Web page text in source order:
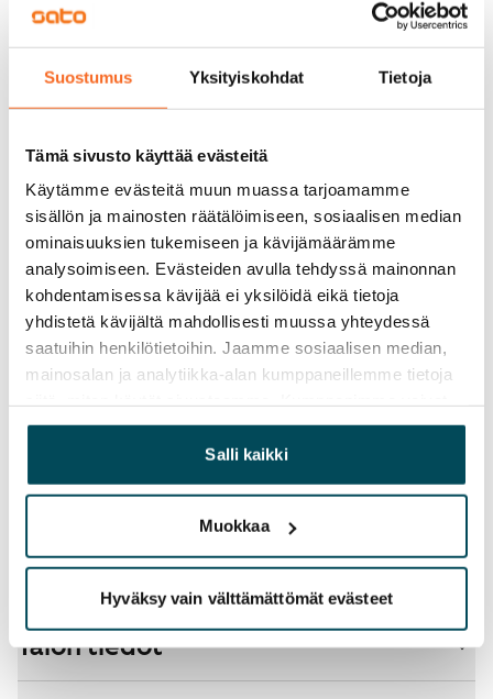
Suostumus Yksityiskohdat Tietoja
Tämä sivusto käyttää evästeitä
Käytämme evästeitä muun muassa tarjoamamme
sisällön ja mainosten räätälöimiseen, sosiaalisen median
ominaisuuksien tukemiseen ja kävijämäärämme
analysoimiseen. Evästeiden avulla tehdyssä mainonnan
kohdentamisessa kävijää ei yksilöidä eikä tietoja
yhdistetä kävijältä mahdollisesti muussa yhteydessä
saatuihin henkilötietoihin. Jaamme sosiaalisen median,
mainosalan ja analytiikka-alan kumppaneillemme tietoja
yhdistää näitä tietoja muihin tietoihin, joita olet antanut
heille tai joita on kerätty, kun olet käyttänyt heidän
palvelujaan.
Salli kaikki
Muokkaa
Hyväksy vain välttämättömät evästeet
Vuokravakuus
0 €, (yrityksille min. 1 kk vuokra)
27 €/hlö/kk
Sähkömaksu
Vuokralainen solmii itse sähkösopimuksen.
Laajakaista
Vuokraan sisältyy 50 M laajakaistaliittymä. Voit hankkia
lisänopeutta etuhintaan ottamalla yhteyttä
operaattoriin Telia.
Kyllä
Ei
Talon tiedot